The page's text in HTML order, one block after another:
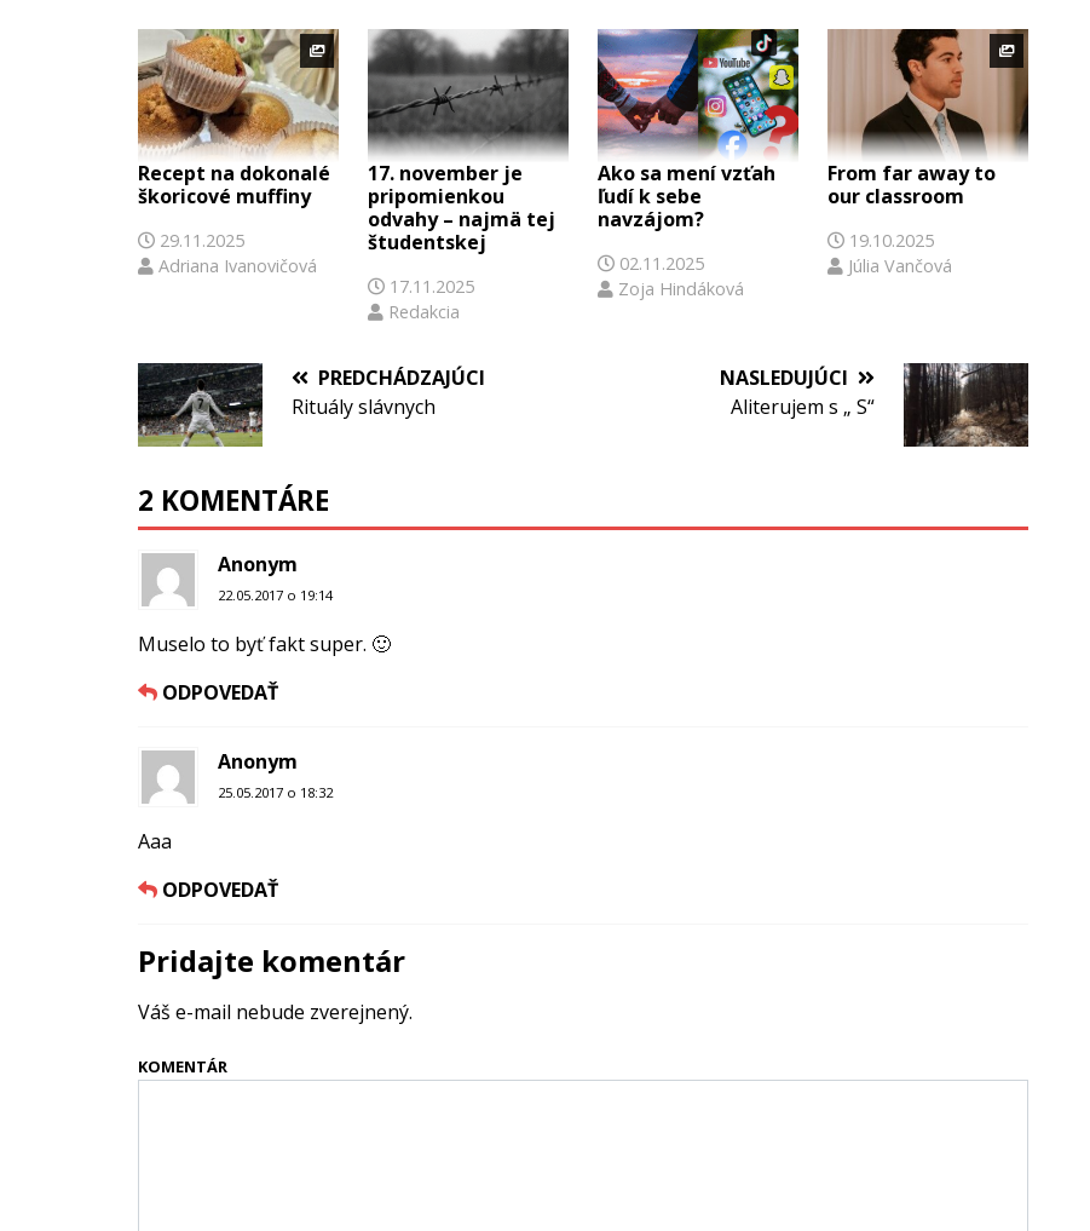
Recept na dokonalé
škoricové muffiny
29.11.2025
Adriana Ivanovičová
17. november je
pripomienkou
odvahy – najmä tej
študentskej
17.11.2025
Redakcia
Ako sa mení vzťah
ľudí k sebe
navzájom?
02.11.2025
Zoja Hindáková
From far away to
our classroom
19.10.2025
Júlia Vančová
PREDCHÁDZAJÚCI
Rituály slávnych
NASLEDUJÚCI
Aliterujem s „ S“
2 KOMENTÁRE
Anonym
22.05.2017 o 19:14
Muselo to byť fakt super. 🙂
ODPOVEDAŤ
Anonym
25.05.2017 o 18:32
Aaa
ODPOVEDAŤ
Pridajte komentár
Váš e-mail nebude zverejnený.
KOMENTÁR